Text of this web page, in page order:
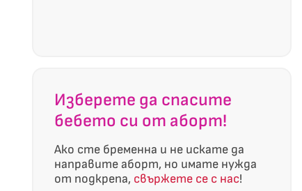
Изберете да спасите
бебето си от аборт!
Ако сте бременна и не искате да
направите аборт, но имате нужда
от подкрепа, свържете се с нас!